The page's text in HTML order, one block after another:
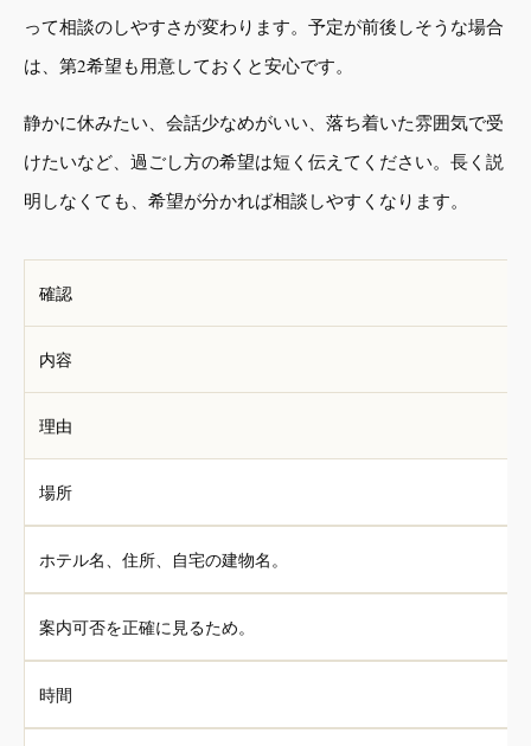
って相談のしやすさが変わります。予定が前後しそうな場合
は、第2希望も用意しておくと安心です。
静かに休みたい、会話少なめがいい、落ち着いた雰囲気で受
けたいなど、過ごし方の希望は短く伝えてください。長く説
明しなくても、希望が分かれば相談しやすくなります。
確認
内容
理由
場所
ホテル名、住所、自宅の建物名。
案内可否を正確に見るため。
時間